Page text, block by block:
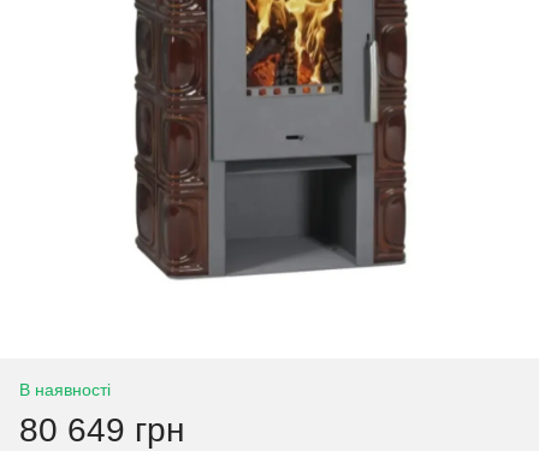
В наявності
80 649 грн